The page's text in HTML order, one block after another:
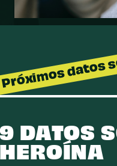
Próximos datos
9 DATOS
HEROÍNA